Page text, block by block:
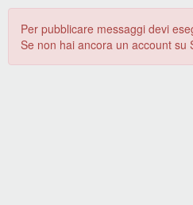
Per pubblicare messaggi devi
Se non hai ancora un account su